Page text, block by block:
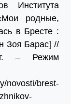
Института
родные,
в Бресте :
Зоя Барас] //
– Режим
novosti/brest-